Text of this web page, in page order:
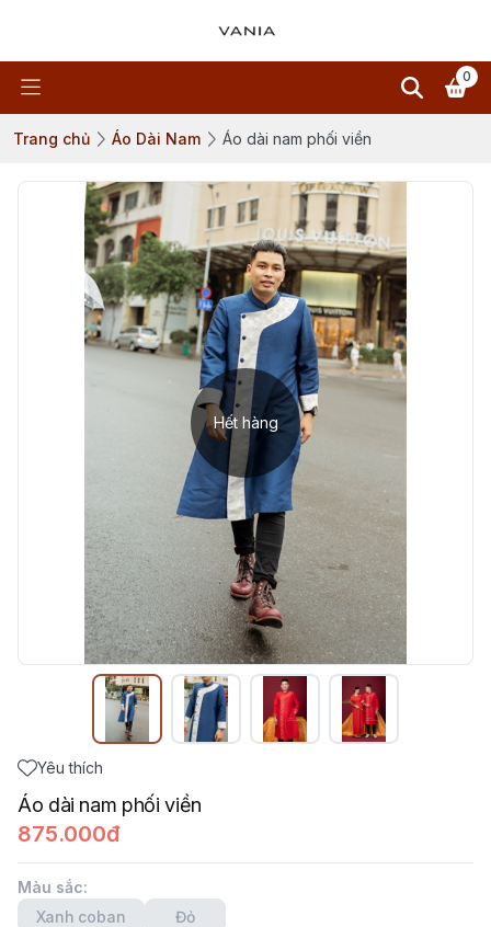
0
Trang chủ Áo Dài Nam Áo dài nam phối viền
Hết hàng
Yêu thích
Áo dài nam phối viền
875.000đ
Màu sắc:
Xanh coban
Đỏ